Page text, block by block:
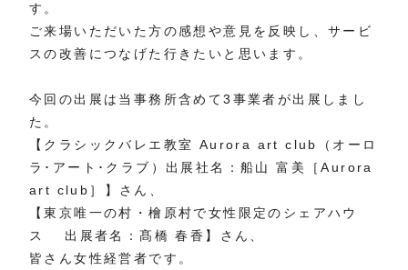
す。
ご来場いただいた方の感想や意見を反映し、サービ
スの改善につなげた行きたいと思います。
今回の出展は当事務所含めて3事業者が出展しまし
た。
【クラシックバレエ教室 Aurora art club（オーロ
ラ･アート･クラブ）出展社名：船山 富美［Aurora
art club］】さん、
【東京唯一の村・檜原村で女性限定のシェアハウ
ス 出展者名：髙橋 春香】さん、
皆さん女性経営者です。